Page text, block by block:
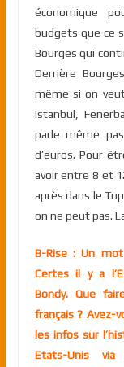
économique
budgets que ce
Bourges qui
Derrière
même si on
Istanbul,
parle même
d’euros. Pour
avoir entre 8 et
après dans le
on ne peut pas.
B-Rise : Un
Certes il y a
Bondy. Que
français ? Avez-
les infos sur
Etats-Unis via